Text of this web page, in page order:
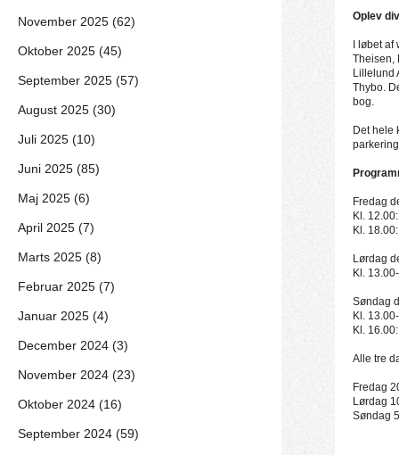
Oplev
I løbet
Theisen,
Lillelund
Thybo.
bog.
Det hele
Fredag
Kl.
Kl.
Lørdag
Kl.
Søndag
Kl.
Kl.
Alle tre
Fredag
Lørdag
Søndag
November 2025 (62)
Oktober 2025 (45)
September 2025 (57)
August 2025 (30)
Juli 2025 (10)
Juni 2025 (85)
Maj 2025 (6)
April 2025 (7)
Marts 2025 (8)
Februar 2025 (7)
Januar 2025 (4)
December 2024 (3)
November 2024 (23)
Oktober 2024 (16)
September 2024 (59)